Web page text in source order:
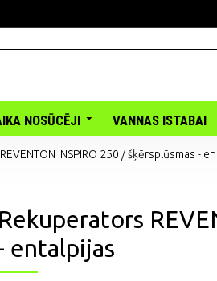
NOSŪCĒJI VANNAS ISTABAI
INSPIRO 250 / šķērsplūsmas -
Rekuperators
entalpijas